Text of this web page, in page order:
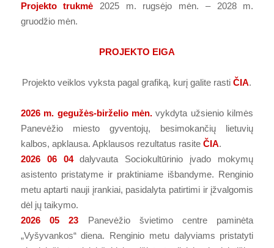
Projekto trukmė 2025 m. rugsėjo mėn. – 2028 m.
gruodžio mėn.
PROJEKTO EIGA
Projekto veiklos vyksta pagal grafiką, kurį galite rastiČIA.
2026 m. gegužės-birželio mėn. vykdyta užsienio kilmės
Panevėžio miesto gyventojų, besimokančių lietuvių
kalbos, apklausa. Apklausos rezultatus rasite ČIA.
2026 06 04dalyvauta Sociokultūrinio įvado mokymų
asistento pristatyme ir praktiniame išbandyme. Renginio
metu aptarti nauji įrankiai, pasidalyta patirtimi ir įžvalgomis
dėl jų taikymo.
2026 05 23 Panevėžio švietimo centre paminėta
„Vyšyvankos“ diena. Renginio metu dalyviams pristatyti